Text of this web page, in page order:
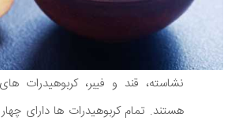
نشاسته، قند و فیبر، کربوهیدرات
هستند. تمام کربوهیدرات ها دارای